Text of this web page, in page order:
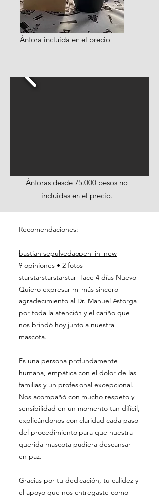
Ánfora incluida en el precio
Ánforas desde 75.000 pesos no
incluidas en el precio.
Recomendaciones:
bastian sepulvedaopen_in_new
9 opiniones • 2 fotos
starstarstarstarstar Hace 4 días Nuevo
Quiero expresar mi más sincero
agradecimiento al Dr. Manuel Astorga
por toda la atención y el cariño que
nos brindó hoy junto a nuestra
mascota.
Es una persona profundamente
humana, empática con el dolor de las
familias y un profesional excepcional.
Nos acompañó con mucho respeto y
sensibilidad en un momento tan difícil,
explicándonos con claridad cada paso
del procedimiento para que nuestra
querida mascota pudiera descansar
en paz.
Gracias por tu dedicación, tu calidez y
el apoyo que nos entregaste como